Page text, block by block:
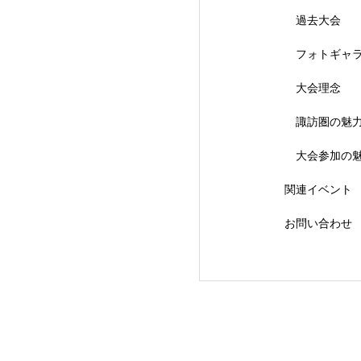
【会議報告】諏訪
過去大会
フォトギャ
大会理念
諏訪圏の魅力
大会参加の
関連イベント
お問い合わせ